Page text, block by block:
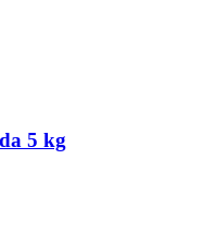
5 kg